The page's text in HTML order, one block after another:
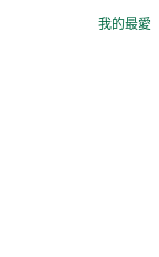
我的最愛